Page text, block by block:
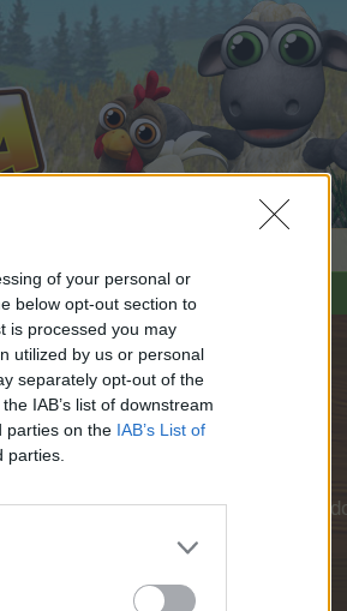
of your personal or
below opt-out section to
is processed you may
utilized by us or personal
separately opt-out of the
IAB’s list of downstream
parties on the IAB’s List of
parties.
fórum musíš se nejdříve přihlásit
obdržíš e-mail s bližšími instrukcemi.